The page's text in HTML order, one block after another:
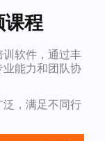
课程
软件，通过丰
能力和团队协
，满足不同行